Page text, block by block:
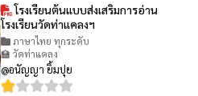
โรงเรียนต้นแบบส่งเสริมการอ่าน
โรงเรียนวัดท่าแคลงฯ
ภาษาไทย ทุกระดับ
🏫 วัดท่าแคลง
@อนัญญา ยิ้มปุย